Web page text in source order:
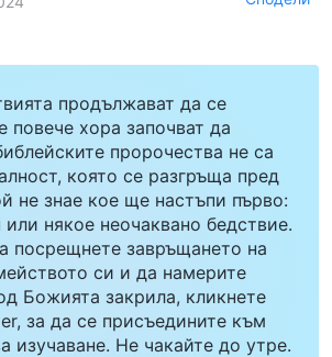
продължават да се
повече хора започват да
пророчества не са
която се разгръща пред
не знае кое ще настъпи първо:
някое неочаквано бедствие.
посрещнете завръщането на
си и да намерите
Божията закрила, кликнете
за да се присъедините към
изучаване. Не чакайте до утре.